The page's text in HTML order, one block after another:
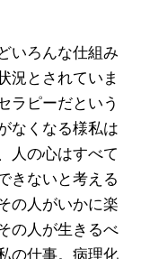
いろんな仕組み
況とされていま
ラピーだという
なくなる様私は
人の心はすべて
きないと考える
の人がいかに楽
の人が生きるべ
の仕事。病理化